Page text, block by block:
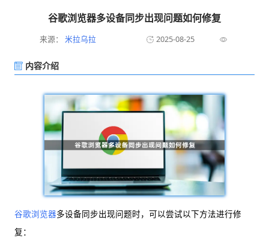
谷歌浏览器多设备同步出现问题如何修复
来源： 米拉乌拉 2025-08-25
内容介绍
谷歌浏览器多设备同步出现问题时，可以尝试以下方法进行修
复：